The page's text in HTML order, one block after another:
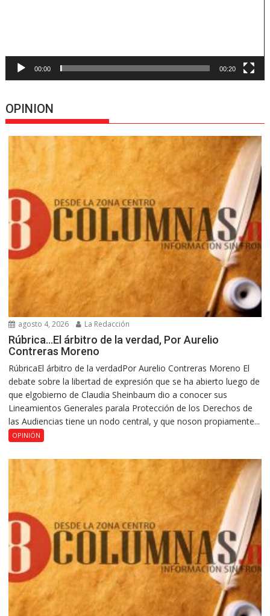
00:00 00:20
OPINION
agosto 4, 2026 La Redacción
Rúbrica…El árbitro de la verdad, Por Aurelio
Contreras Moreno
RúbricaEl árbitro de la verdadPor Aurelio Contreras Moreno El
debate sobre la libertad de expresión que se ha abierto luego de
que elgobierno de Claudia Sheinbaum dio a conocer sus
Lineamientos Generales parala Protección de los Derechos de
las Audiencias tiene un nodo central, y que noson propiamente...
OPINIÓN